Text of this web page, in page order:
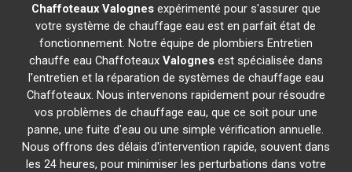
Chaffoteaux Valognesexpérimenté pour s'assurer que
votre système de chauffage eau est en parfait état de
fonctionnement. Notre équipe de plombiers Entretien
chauffe eau Chaffoteaux Valognesest spécialisée dans
l'entretien et la réparation de systèmes de chauffage eau
Chaffoteaux. Nous intervenons rapidement pour résoudre
vos problèmes de chauffage eau, que ce soit pour une
panne, une fuite d'eau ou une simple vérification annuelle.
Nous offrons des délais d'intervention rapide, souvent dans
les 24 heures, pour minimiser les perturbations dans votre